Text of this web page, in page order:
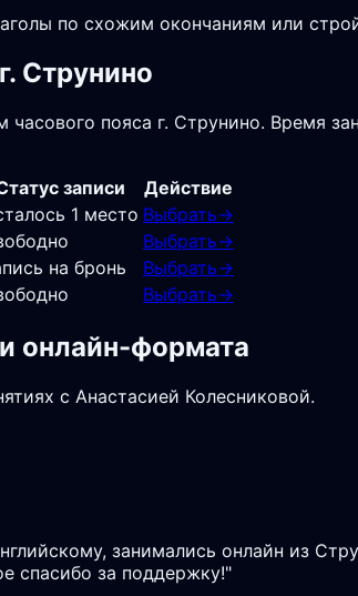
по схожим окончаниям или
Струнино
пояса г. Струнино. Время
записи
Действие
1 место Выбрать→
Выбрать→
на бронь Выбрать→
Выбрать→
онлайн-формата
с Анастасией Колесниковой.
занимались онлайн из
спасибо за поддержку!"